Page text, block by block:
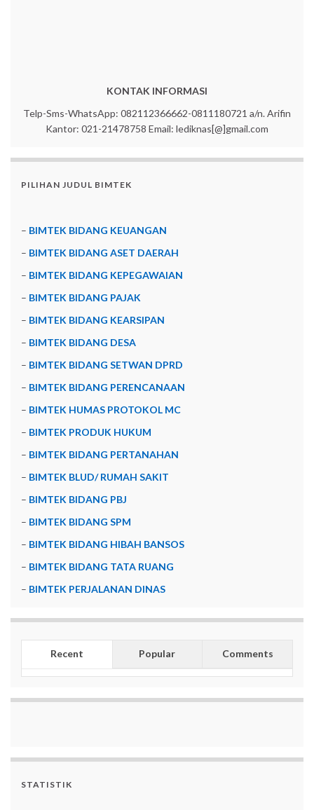
KONTAK INFORMASI
Telp-Sms-WhatsApp: 082112366662-0811180721 a/n. Arifin
Kantor: 021-21478758 Email: lediknas[@]gmail.com
PILIHAN JUDUL BIMTEK
– BIMTEK BIDANG KEUANGAN
– BIMTEK BIDANG ASET DAERAH
– BIMTEK BIDANG KEPEGAWAIAN
– BIMTEK BIDANG PAJAK
– BIMTEK BIDANG KEARSIPAN
– BIMTEK BIDANG DESA
– BIMTEK BIDANG SETWAN DPRD
– BIMTEK BIDANG PERENCANAAN
– BIMTEK HUMAS PROTOKOL MC
– BIMTEK PRODUK HUKUM
– BIMTEK BIDANG PERTANAHAN
– BIMTEK BLUD/ RUMAH SAKIT
– BIMTEK BIDANG PBJ
– BIMTEK BIDANG SPM
– BIMTEK BIDANG HIBAH BANSOS
– BIMTEK BIDANG TATA RUANG
– BIMTEK PERJALANAN DINAS
Recent Popular Comments
STATISTIK